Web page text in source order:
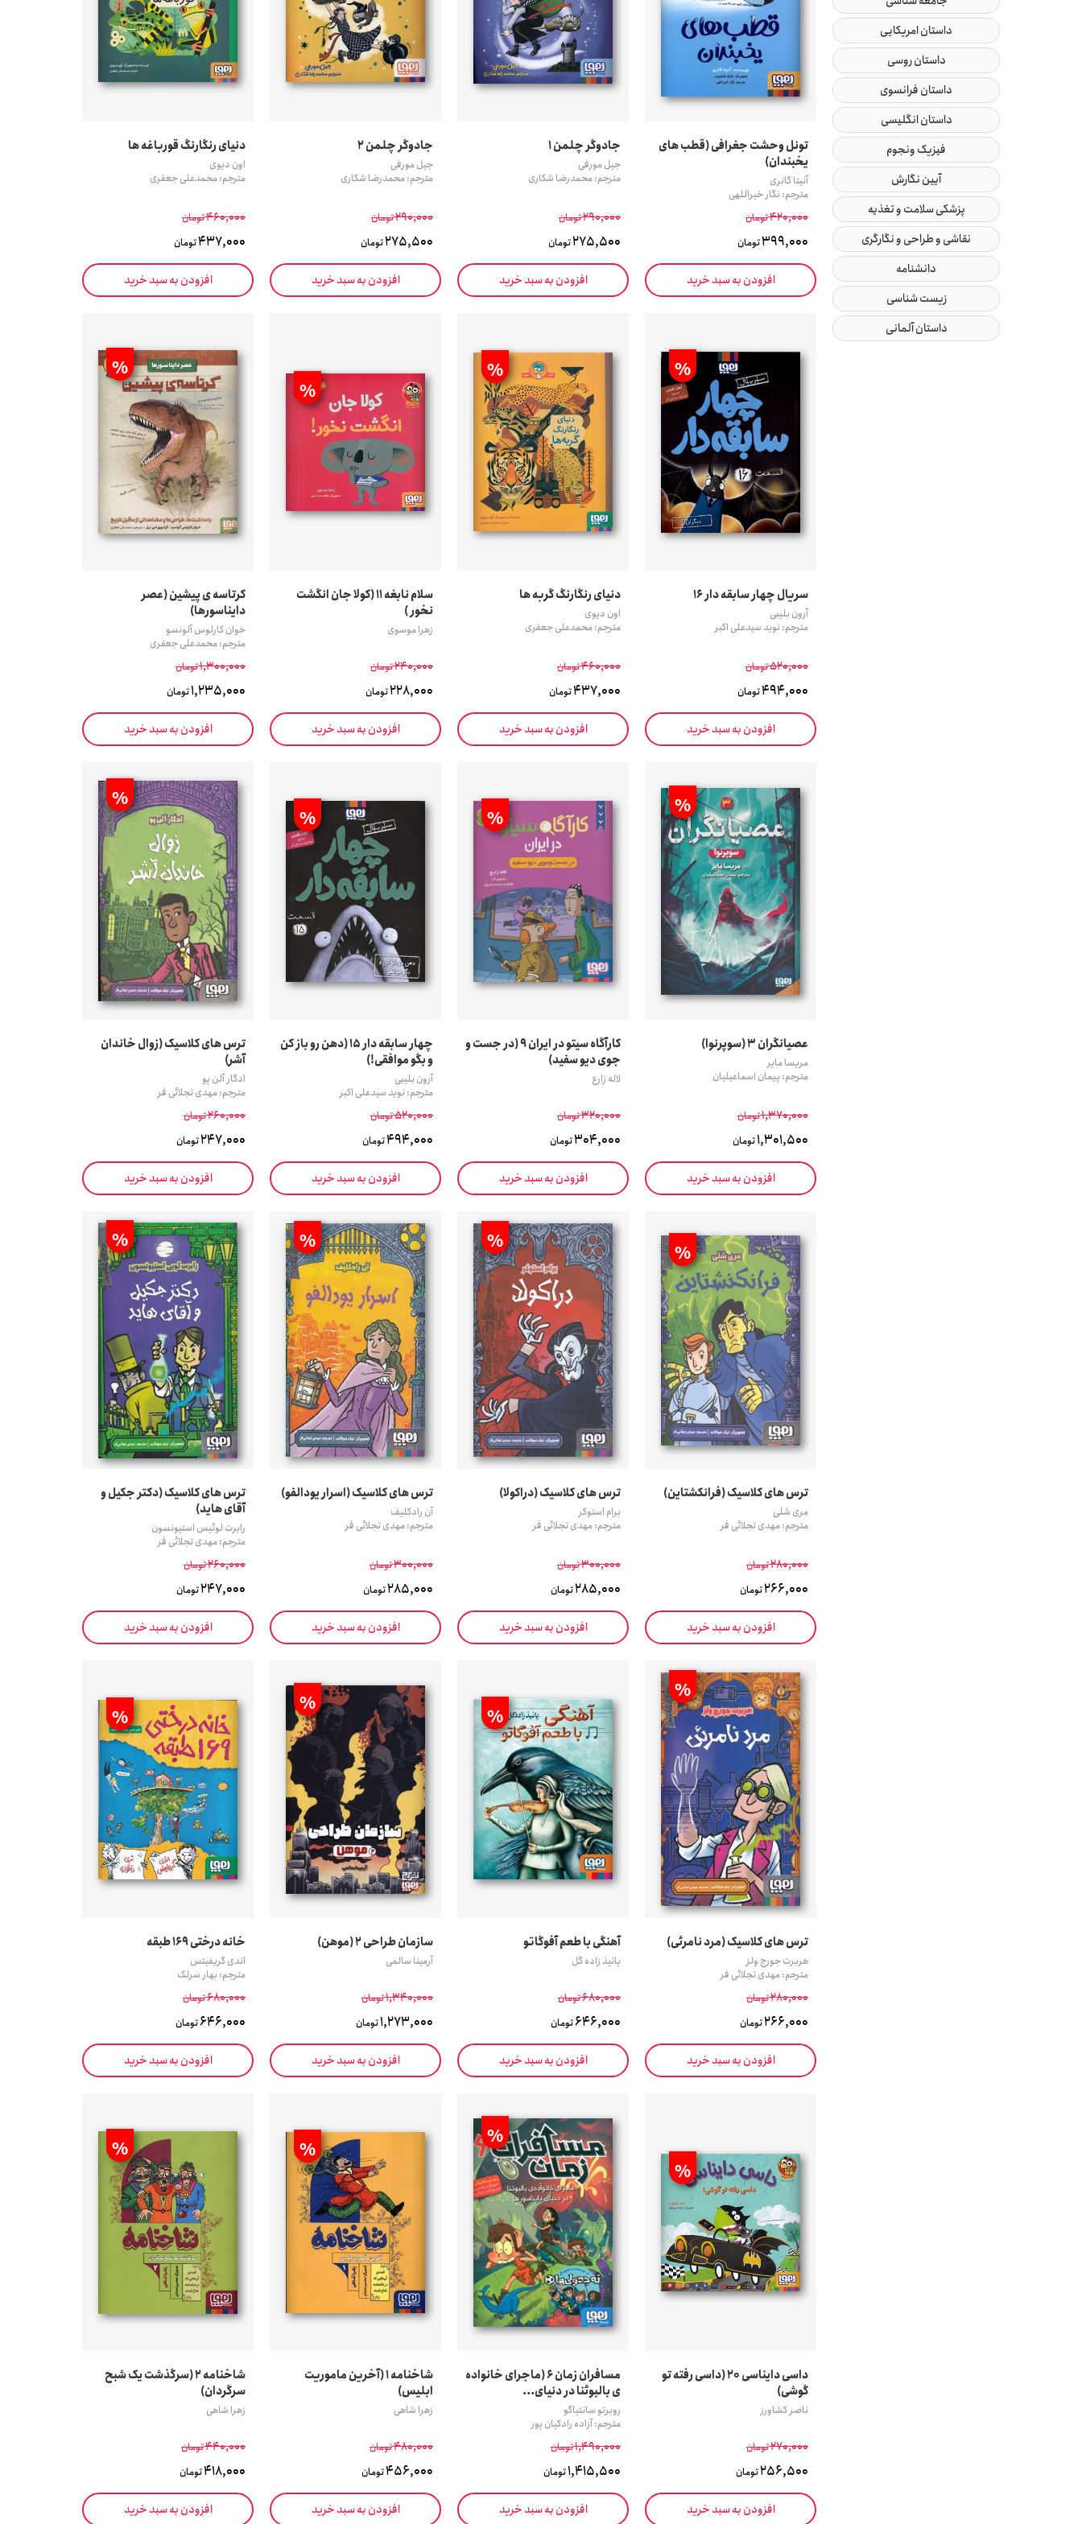
داستان امریکایی
داستان روسی
داستان فرانسوی
داستان انگلیسی
فیزیک ونجوم
آیین نگارش
پزشکی سلامت و تغذیه
نقاشی و طراحی و نگارگری
دانشنامه
زیست شناسی
داستان آلمانی
تونل وحشت جغرافی (قطب های
یخبندان)
آنیتا گانری
مترجم: نگار خیراللهی
420,000تومان
399,000تومان
افزودن به سبد خرید
جادوگر چلمن 1
جیل مورفی
مترجم: محمدرضا شکاری
290,000تومان
275,500تومان
افزودن به سبد خرید
جادوگر چلمن 2
جیل مورفی
مترجم: محمدرضا شکاری
290,000تومان
275,500تومان
افزودن به سبد خرید
دنیای رنگارنگ قورباغه ها
اون دیوی
مترجم: محمدعلی جعفری
460,000تومان
437,000تومان
افزودن به سبد خرید
%
سریال چهار سابقه دار 16
آرون بلیبی
مترجم: نوید سیدعلی اکبر
520,000تومان
494,000تومان
افزودن به سبد خرید
%
دنیای رنگارنگ گربه ها
اون دیوی
مترجم: محمدعلی جعفری
460,000تومان
437,000تومان
افزودن به سبد خرید
%
سلام نابغه 11 (کولا جان انگشت
نخور )
زهرا موسوی
240,000تومان
228,000تومان
افزودن به سبد خرید
%
کرتاسه ی پیشین (عصر
دایناسورها)
خوان کارلوس آلونسو
مترجم: محمدعلی جعفری
1,300,000تومان
1,235,000تومان
افزودن به سبد خرید
%
عصیانگران 3 (سوپرنوا)
مریسا مایر
مترجم: پیمان اسماعیلیان
1,370,000تومان
1,301,500تومان
افزودن به سبد خرید
%
کارآگاه سیتو در ایران 9 (در جست و
جوی دیو سفید)
لاله زارع
320,000تومان
304,000تومان
افزودن به سبد خرید
%
چهار سابقه دار 15 (دهن رو باز کن
و بگو موافقی!)
آرون بلیبی
مترجم: نوید سیدعلی اکبر
520,000تومان
494,000تومان
افزودن به سبد خرید
%
ترس های کلاسیک (زوال خاندان
آشر)
ادگار آلن پو
مترجم: مهدی تجلائی فر
260,000تومان
247,000تومان
افزودن به سبد خرید
%
ترس های کلاسیک (فرانکشتاین)
مری شلی
مترجم: مهدی تجلائی فر
280,000تومان
266,000تومان
افزودن به سبد خرید
%
ترس های کلاسیک (دراکولا)
برام استوکر
مترجم: مهدی تجلائی فر
300,000تومان
285,000تومان
افزودن به سبد خرید
%
ترس های کلاسیک (اسرار یودالفو)
آن رادکلیف
مترجم: مهدی تجلائی فر
300,000تومان
285,000تومان
افزودن به سبد خرید
%
ترس های کلاسیک (دکتر جکیل و
آقای هاید)
رابرت لوئیس استیونسون
مترجم: مهدی تجلائی فر
260,000تومان
247,000تومان
افزودن به سبد خرید
%
ترس های کلاسیک (مرد نامرئی)
هربرت جورج ولز
مترجم: مهدی تجلائی فر
280,000تومان
266,000تومان
افزودن به سبد خرید
%
آهنگی با طعم آفوگاتو
پانیذ زاده گل
680,000تومان
646,000تومان
افزودن به سبد خرید
%
سازمان طراحی 2 (موهن)
آرمینا سالمی
1,340,000تومان
1,273,000تومان
افزودن به سبد خرید
%
خانه درختی 169 طبقه
اندی گریفیتس
مترجم: بهار سرلک
680,000تومان
646,000تومان
افزودن به سبد خرید
%
داسی دایناسی 20 (داسی رفته تو
گوشی)
ناصر کشاورز
270,000تومان
256,500تومان
افزودن به سبد خرید
%
مسافران زمان 6 (ماجرای خانواده
ی بالبوئنا در دنیای...
روبرتو سانتیاگو
مترجم: آزاده رادکیان پور
1,490,000تومان
1,415,500تومان
افزودن به سبد خرید
%
شاخنامه 1 (آخرین ماموریت
ابلیس)
زهرا شاهی
480,000تومان
456,000تومان
افزودن به سبد خرید
%
شاخنامه 2 (سرگذشت یک شبح
سرگردان)
زهرا شاهی
440,000تومان
418,000تومان
افزودن به سبد خرید